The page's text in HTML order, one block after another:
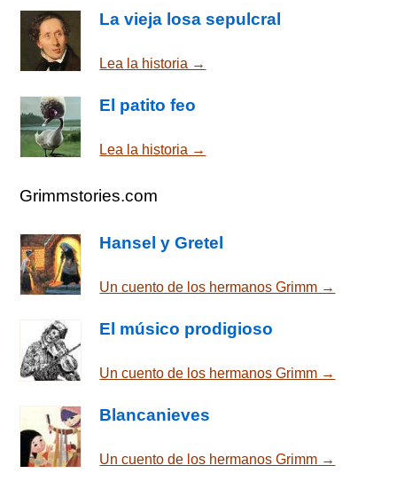
La vieja losa sepulcral
Lea la historia →
El patito feo
Lea la historia →
Grimmstories.com
Hansel y Gretel
Un cuento de los hermanos Grimm →
El músico prodigioso
Un cuento de los hermanos Grimm →
Blancanieves
Un cuento de los hermanos Grimm →